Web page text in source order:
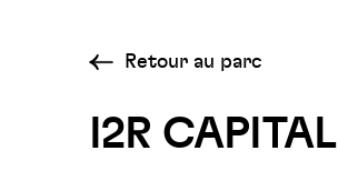
Retour au parc
I2R CAPITAL